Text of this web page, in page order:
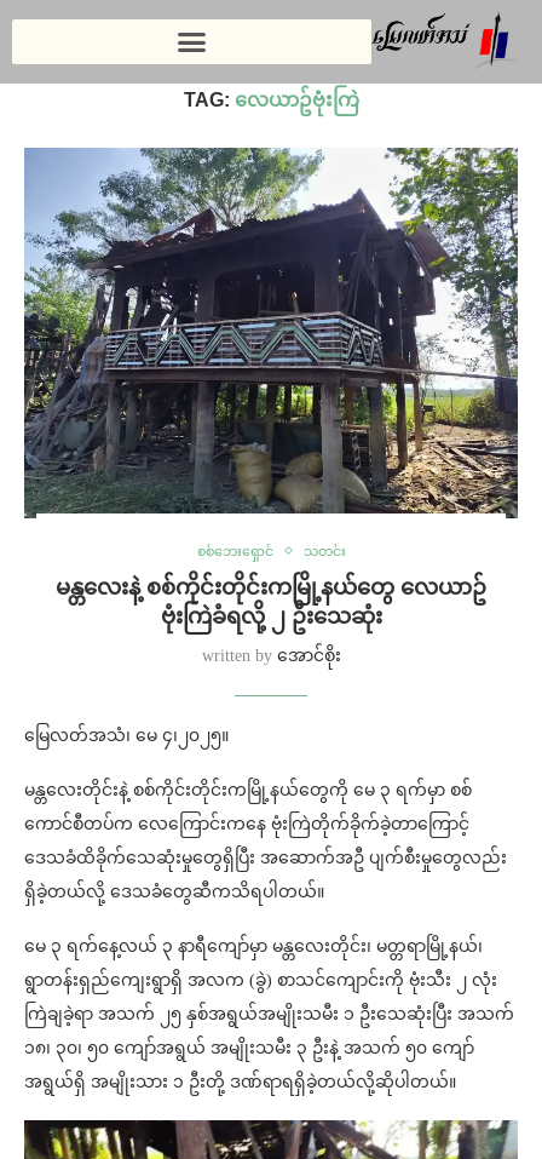
လေယာဥ်ဗုံးကြဲ
TAG: လေယာဥ်ဗုံးကြဲ
စစ်ဘေးရှောင် သတင်း
မန္တလေးနဲ့ စစ်ကိုင်းတိုင်းကမြို့နယ်တွေ လေယာဥ်
ဗုံးကြဲခံရလို့ ၂ ဦးသေဆုံး
written by အောင်စိုး
မြေလတ်အသံ၊ မေ ၄၊၂၀၂၅။
မန္တလေးတိုင်းနဲ့ စစ်ကိုင်းတိုင်းကမြို့နယ်တွေကို မေ ၃ ရက်မှာ စစ်
ကောင်စီတပ်က လေကြောင်းကနေ ဗုံးကြဲတိုက်ခိုက်ခဲ့တာကြောင့်
ဒေသခံထိခိုက်သေဆုံးမှုတွေရှိပြီး အဆောက်အဦ ပျက်စီးမှုတွေလည်း
ရှိခဲ့တယ်လို့ ဒေသခံတွေဆီကသိရပါတယ်။
မေ ၃ ရက်နေ့လယ် ၃ နာရီကျော်မှာ မန္တလေးတိုင်း၊ မတ္တရာမြို့နယ်၊
ရွာတန်းရှည်ကျေးရွာရှိ အလက (ခွဲ) စာသင်ကျောင်းကို ဗုံးသီး ၂ လုံး
ကြဲချခဲ့ရာ အသက် ၂၅ နှစ်အရွယ်အမျိုးသမီး ၁ ဦးသေဆုံးပြီး အသက်
၁၈၊ ၃၀၊ ၅၀ ကျော်အရွယ် အမျိုးသမီး ၃ ဦးနဲ့ အသက် ၅၀ ကျော်
အရွယ်ရှိ အမျိုးသား ၁ ဦးတို့ ဒဏ်ရာရရှိခဲ့တယ်လို့ဆိုပါတယ်။